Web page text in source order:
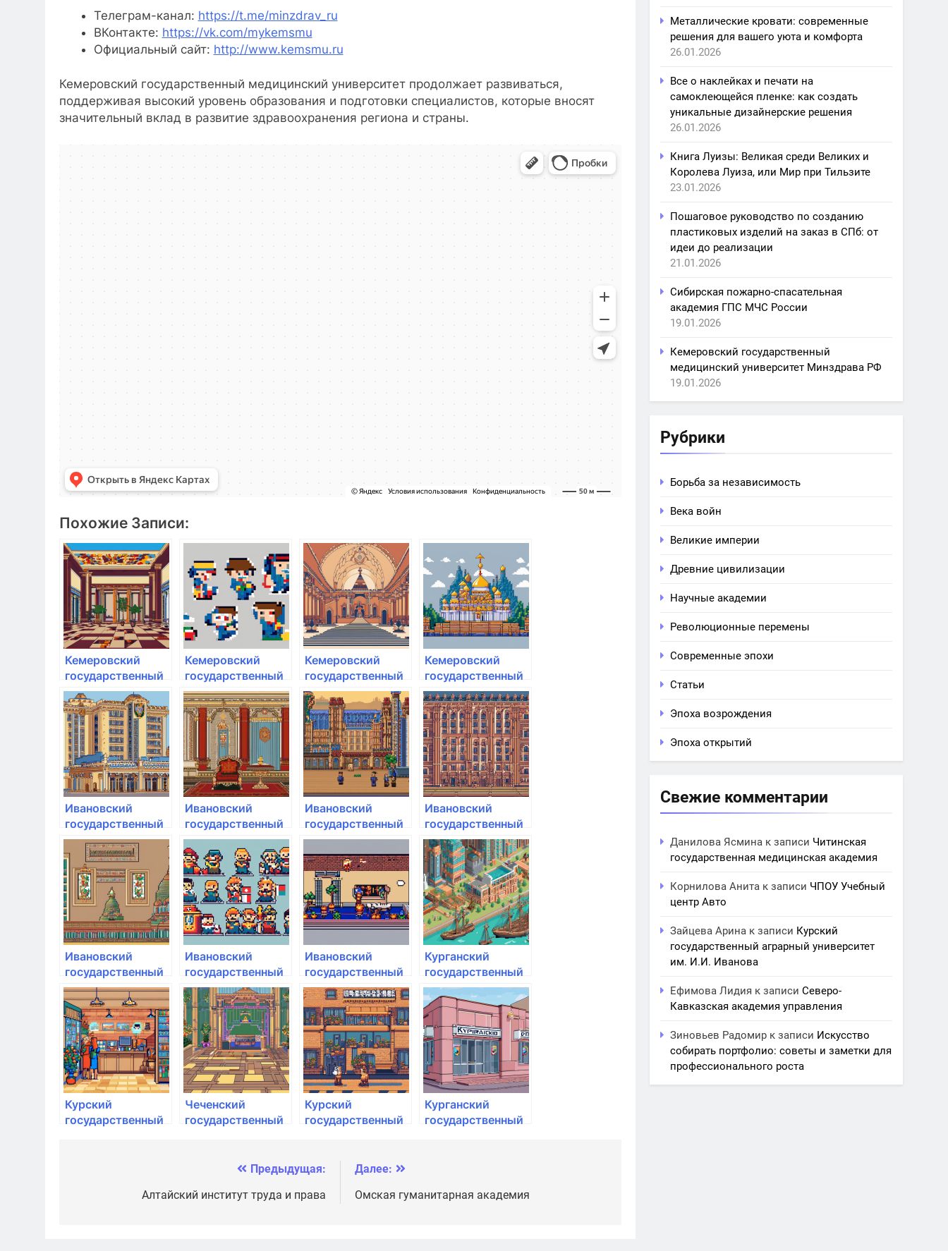
Телеграм-канал: https://t.me/minzdrav_ru
ВКонтакте: https://vk.com/mykemsmu
Официальный сайт: http://www.kemsmu.ru
Кемеровский государственный медицинский университет продолжает развиваться,
поддерживая высокий уровень образования и подготовки специалистов, которые вносят
значительный вклад в развитие здравоохранения региона и страны.
Похожие Записи:
Кемеровский
государственный
медицинский
университет
Минздрава РФ
Кемеровский
государственный
медицинский
университет
Минздрава РФ
Кемеровский
государственный
медицинский
университет
Минздрава РФ
Кемеровский
государственный
медицинский
университет
Минздрава РФ
Ивановский
государственный
медицинский
университет
Минздрава
России
Ивановский
государственный
медицинский
университет
Минздрава
России
Ивановский
государственный
медицинский
университет
Минздрава
России
Ивановский
государственный
медицинский
университет
Минздрава
России
Ивановский
государственный
медицинский
университет
Минздрава
России
Ивановский
государственный
медицинский
университет
Минздрава
России
Ивановский
государственный
медицинский
университет
Минздрава
России
Курганский
государственный
университет
Курский
государственный
Чеченский
государственный
Курский
государственный
И.И. Иванова
Курганский
государственный
Предыдущая:
Алтайский институт труда и права
Далее:
Омская гуманитарная академия
Металлические кровати: современные
решения для вашего уюта и комфорта
26.01.2026
Все о наклейках и печати на
самоклеющейся пленке: как создать
уникальные дизайнерские решения
26.01.2026
Книга Луизы: Великая среди Великих и
Королева Луиза, или Мир при Тильзите
23.01.2026
Пошаговое руководство по созданию
пластиковых изделий на заказ в СПб: от
идеи до реализации
21.01.2026
Сибирская пожарно-спасательная
академия ГПС МЧС России
19.01.2026
Кемеровский государственный
медицинский университет Минздрава РФ
19.01.2026
Рубрики
Борьба за независимость
Века войн
Великие империи
Древние цивилизации
Научные академии
Революционные перемены
Современные эпохи
Статьи
Эпоха возрождения
Эпоха открытий
Свежие комментарии
Данилова Ясмина к записи Читинская
государственная медицинская академия
Корнилова Анита к записи ЧПОУ Учебный
центр Авто
Зайцева Арина к записи Курский
государственный аграрный университет
им. И.И. Иванова
Ефимова Лидия к записиСеверо-
Кавказская академия управления
Зиновьев Радомир к записи Искусство
собирать портфолио: советы и заметки для
профессионального роста